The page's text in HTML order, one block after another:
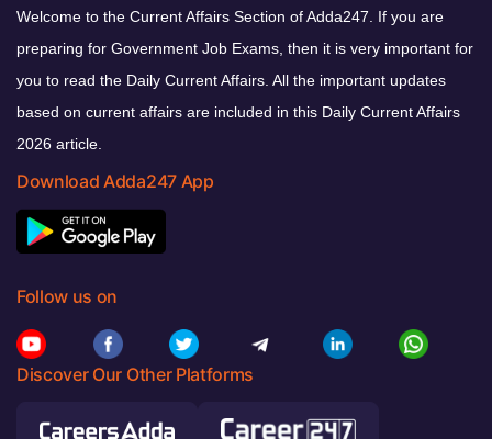
Welcome to the Current Affairs Section of Adda247. If you are
preparing for Government Job Exams, then it is very important for
you to read the Daily Current Affairs. All the important updates
based on current affairs are included in this Daily Current Affairs
2026 article.
Download Adda247 App
Follow us on
Discover Our Other Platforms